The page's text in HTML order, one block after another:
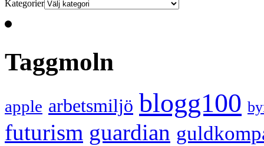
Kategorier
Taggmoln
apple arbetsmiljö blogg100
futurism guardian